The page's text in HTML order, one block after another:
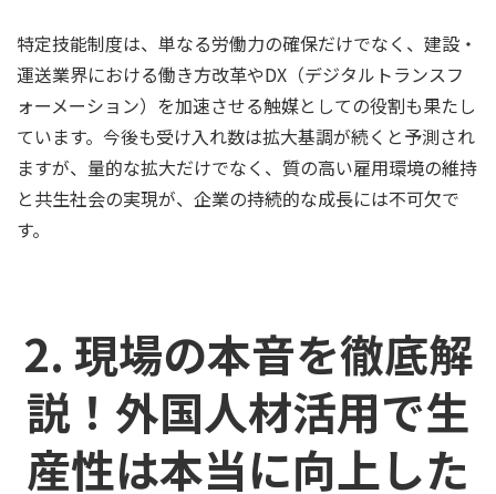
特定技能制度は、単なる労働力の確保だけでなく、建設・
運送業界における働き方改革やDX（デジタルトランスフ
ォーメーション）を加速させる触媒としての役割も果たし
ています。今後も受け入れ数は拡大基調が続くと予測され
ますが、量的な拡大だけでなく、質の高い雇用環境の維持
と共生社会の実現が、企業の持続的な成長には不可欠で
す。
2. 現場の本音を徹底解
説！外国人材活用で生
産性は本当に向上した